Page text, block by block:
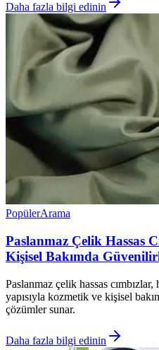
Daha fazla bilgi edinin
PopülerArama
Paslanmaz Çelik Hassas
Kişisel Bakımda
Paslanmaz çelik hassas
yapısıyla kozmetik ve kişisel
çözümler sunar.
Daha fazla bilgi edinin